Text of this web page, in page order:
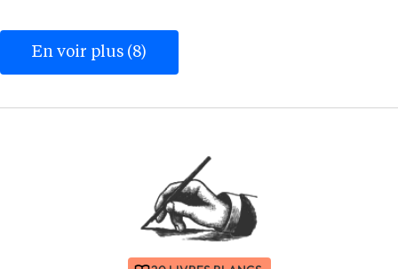
En voir plus (8)